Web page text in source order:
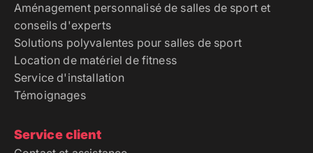
Aménagement personnalisé de salles de sport et
conseils d'experts
Solutions polyvalentes pour salles de sport
Location de matériel de fitness
Service d'installation
Témoignages
Service client